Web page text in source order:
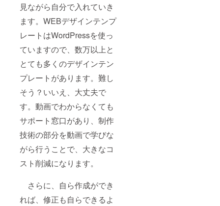
見ながら自分で入れていき
ます。WEBデザインテンプ
レートはWordPressを使っ
ていますので、数万以上と
とても多くのデザインテン
プレートがあります。難し
そう？いいえ、大丈夫で
す。動画でわからなくても
サポート窓口があり、制作
技術の部分を動画で学びな
がら行うことで、大きなコ
スト削減になります。
さらに、自ら作成ができ
れば、修正も自らできるよ